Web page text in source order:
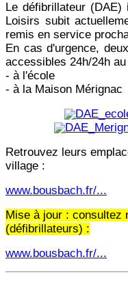
Le défibrillateur
Loisirs subit
remis en service
En cas d'urgence,
accessibles 24h/24h
- à l'école
- à la Maison Mérignac
Retrouvez leurs
village :
www.bousbach.fr/...
Mise à jour : consultez
(défibrillateurs) :
www.bousbach.fr/...